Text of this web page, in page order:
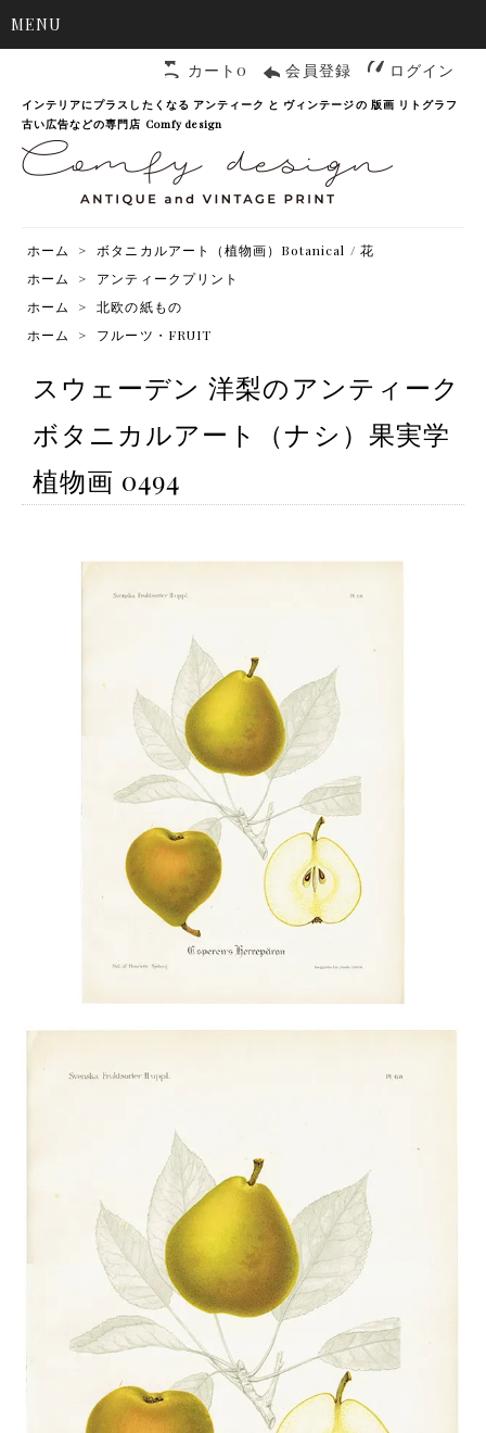
MENU
カート0 会員登録 ログイン
インテリアにプラスしたくなる アンティーク と ヴィンテージの 版画 リトグラフ
古い広告などの専門店 Comfy design
ホーム >
ボタニカルアート（植物画）Botanical / 花
ホーム
>
アンティークプリント
ホーム
>
北欧の紙もの
ホーム
> フルーツ・FRUIT
スウェーデン 洋梨のアンティーク
ボタニカルアート（ナシ）果実学
植物画 0494